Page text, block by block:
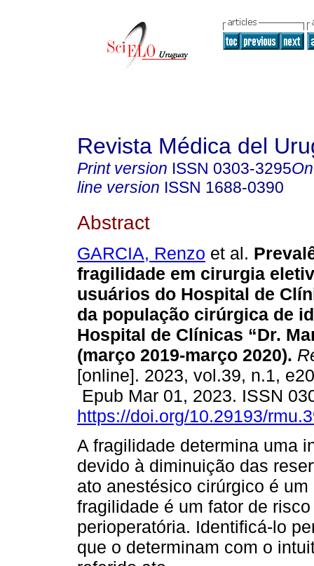
Revista Médica del
Print version ISSN 0303-3295
line version ISSN 1688-0390
Abstract
GARCIA, Renzo et al.
fragilidade em cirurgia
usuários do Hospital de
da população cirúrgica de
Hospital de Clínicas “Dr.
(março 2019-março 2020).
[online]. 2023, vol.39, n.1,
Epub Mar 01, 2023. ISSN
https://doi.org/10.29193/
A fragilidade determina uma
devido à diminuição das
ato anestésico cirúrgico é
fragilidade é um fator de
perioperatória. Identificá-lo
que o determinam com o